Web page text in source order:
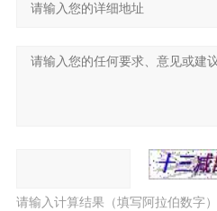
请输入计算结果（填写阿拉伯数字